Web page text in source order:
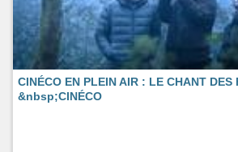
CINÉCO EN PLEIN AIR : LE CHANT DES
&nbsp;CINÉCO